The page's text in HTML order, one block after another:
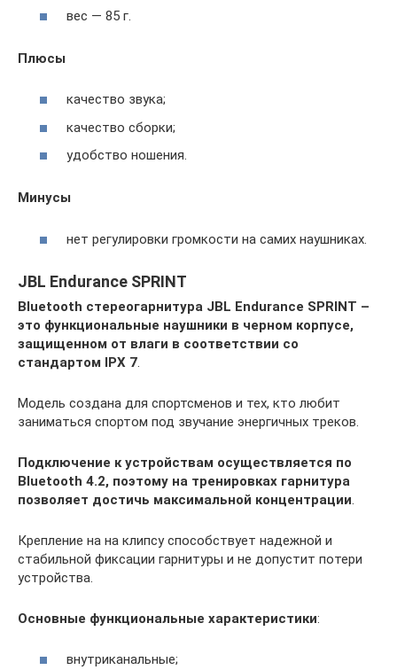
вес — 85 г.
Плюсы
качество звука;
качество сборки;
удобство ношения.
Минусы
нет регулировки громкости на самих наушниках.
JBL Endurance SPRINT
Bluetooth стереогарнитура JBL Endurance SPRINT –
это функциональные наушники в черном корпусе,
защищенном от влаги в соответствии со
стандартом IPX 7.
Модель создана для спортсменов и тех, кто любит
заниматься спортом под звучание энергичных треков.
Подключение к устройствам осуществляется по
Bluetooth 4.2, поэтому на тренировках гарнитура
позволяет достичь максимальной концентрации.
Крепление на на клипсу способствует надежной и
стабильной фиксации гарнитуры и не допустит потери
устройства.
Основные функциональные характеристики:
внутриканальные;